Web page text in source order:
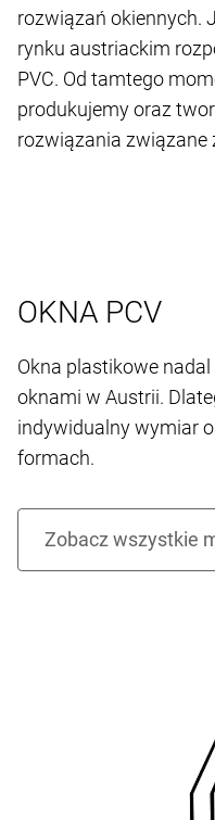
rozwiązań okiennych.
rynku austriackim
PVC. Od tamtego
produkujemy oraz
rozwiązania związane
OKNA PCV
Okna plastikowe
oknami w Austrii.
indywidualny wymiar
formach.